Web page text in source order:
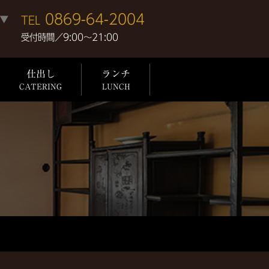
▼ TEL 0869-64-2004
受付時間／9:00〜21:00
仕出し
CATERING
ランチ
LUNCH